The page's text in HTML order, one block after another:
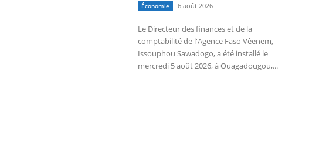
Économie 6 août 2026
Le Directeur des finances et de la
comptabilité de l'Agence Faso Vêenem,
Issouphou Sawadogo, a été installé le
mercredi 5 août 2026, à Ouagadougou,...